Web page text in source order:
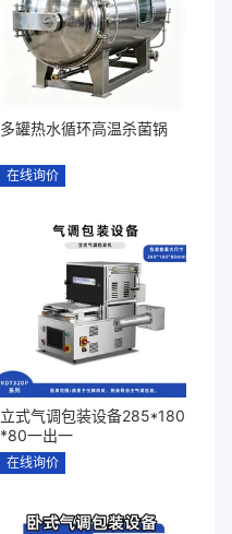
多罐热水循环高温杀菌锅
在线询价
立式气调包装设备285*180
*80一出一
在线询价